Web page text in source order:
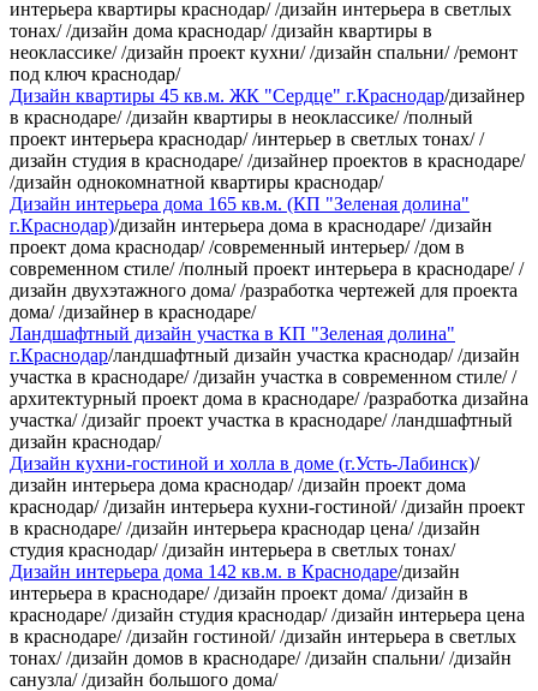
интерьера квартиры краснодар/ /дизайн интерьера в светлых
тонах/ /дизайн дома краснодар/ /дизайн квартиры в
неоклассике/ /дизайн проект кухни/ /дизайн спальни/ /ремонт
под ключ краснодар/
Дизайн квартиры 45 кв.м. ЖК "Сердце" г.Краснодар/дизайнер
в краснодаре/ /дизайн квартиры в неоклассике/ /полный
проект интерьера краснодар/ /интерьер в светлых тонах/ /
дизайн студия в краснодаре/ /дизайнер проектов в краснодаре/
/дизайн однокомнатной квартиры краснодар/
Дизайн интерьера дома 165 кв.м. (КП "Зеленая долина"
г.Краснодар)/дизайн интерьера дома в краснодаре/ /дизайн
проект дома краснодар/ /современный интерьер/ /дом в
современном стиле/ /полный проект интерьера в краснодаре/ /
дизайн двухэтажного дома/ /разработка чертежей для проекта
дома/ /дизайнер в краснодаре/
Ландшафтный дизайн участка в КП "Зеленая долина"
г.Краснодар/ландшафтный дизайн участка краснодар/ /дизайн
участка в краснодаре/ /дизайн участка в современном стиле/ /
архитектурный проект дома в краснодаре/ /разработка дизайна
участка/ /дизайг проект участка в краснодаре/ /ландшафтный
дизайн краснодар/
Дизайн кухни-гостиной и холла в доме (г.Усть-Лабинск)/
дизайн интерьера дома краснодар/ /дизайн проект дома
краснодар/ /дизайн интерьера кухни-гостиной/ /дизайн проект
в краснодаре/ /дизайн интерьера краснодар цена/ /дизайн
студия краснодар/ /дизайн интерьера в светлых тонах/
Дизайн интерьера дома 142 кв.м. в Краснодаре/дизайн
интерьера в краснодаре/ /дизайн проект дома/ /дизайн в
краснодаре/ /дизайн студия краснодар/ /дизайн интерьера цена
в краснодаре/ /дизайн гостиной/ /дизайн интерьера в светлых
тонах/ /дизайн домов в краснодаре/ /дизайн спальни/ /дизайн
санузла/ /дизайн большого дома/